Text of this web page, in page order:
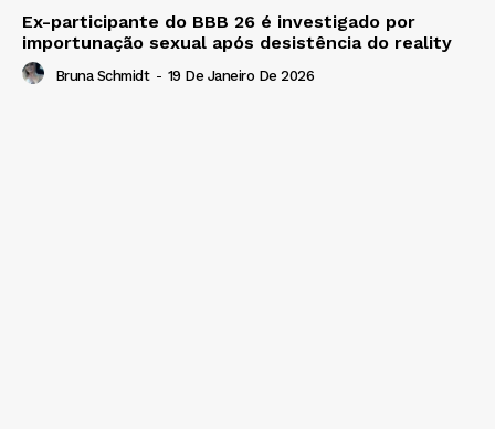
Ex-participante do BBB 26 é investigado por
importunação sexual após desistência do reality
Bruna Schmidt - 19 De Janeiro De 2026